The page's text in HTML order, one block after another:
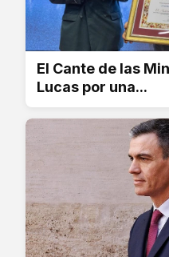
El Cante de las
Lucas por una...